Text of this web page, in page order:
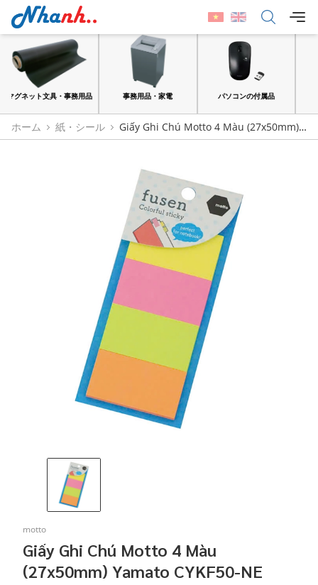
事務用品・家電 パソコンの付属品 紙・シール
ホーム 紙・シール
Giấy Ghi Chú Motto 4 Màu (27x50mm)
Yamato CYKF50-NE
motto
Giấy Ghi Chú Motto 4 Màu
(27x50mm) Yamato CYKF50-NE